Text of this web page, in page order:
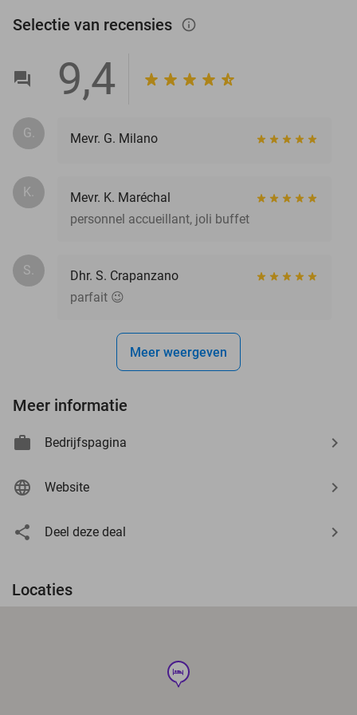
Selectie van recensies info_outlined
9,4
G. Mevr. G. Milano
K.
Mevr. K. Maréchal
personnel accueillant, joli buffet
S.
Dhr. S. Crapanzano
parfait 😉
Meer weergeven
Meer informatie
Bedrijfspagina
Website
Deel deze deal
Locaties
hotel